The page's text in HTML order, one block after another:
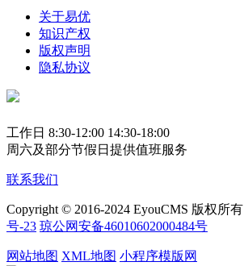
关于易优
知识产权
版权声明
隐私协议
工作日 8:30-12:00 14:30-18:00
周六及部分节假日提供值班服务
联系我们
Copyright © 2016-2024 EyouCMS 版权所有
号-23 琼公网安备46010602000484号
网站地图 XML地图 小程序模版网